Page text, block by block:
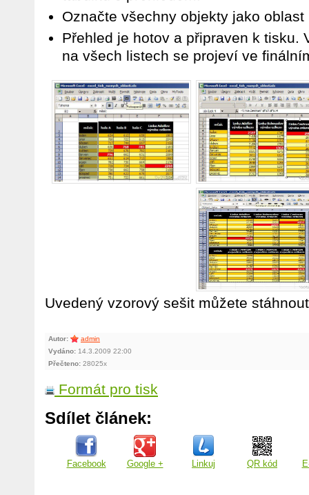
Označte všechny objekty jako oblast
Přehled je hotov a připraven k tisku.
na všech listech se projeví ve
Uvedený vzorový sešit můžete
Autor:
admin
Vydáno: 14.3.2009 22:00
Přečteno: 28025x
Formát pro tisk
Sdílet článek:
Facebook Google + Linkuj QR kód